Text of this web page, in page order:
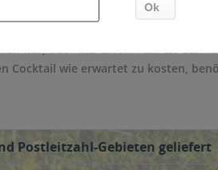
entwickeln. Old English Gin
in England verwendet wird.
war, oder aus einem Fass als
Cocktail wie erwartet zu kosten,
Postleitzahl-Gebieten geliefert